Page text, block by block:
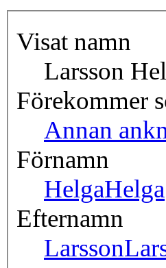
Visat namn
Larsson
Förekommer
Annan
Förnamn
HelgaHelga
Efternamn
Larsson